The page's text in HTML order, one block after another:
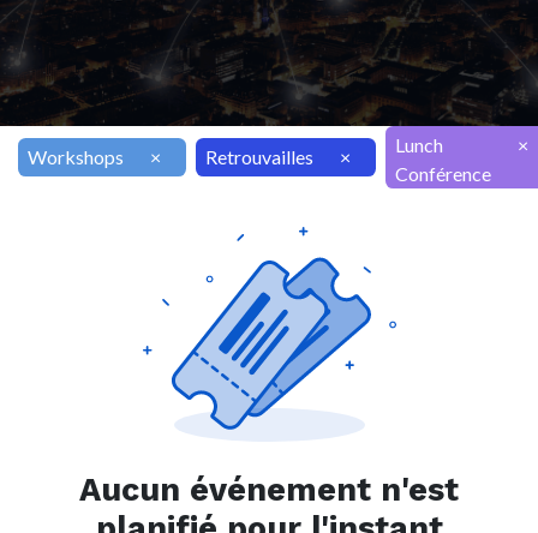
Workshops × Retrouvailles ×
Lunch
Conférence
×
Aucun événement n'est